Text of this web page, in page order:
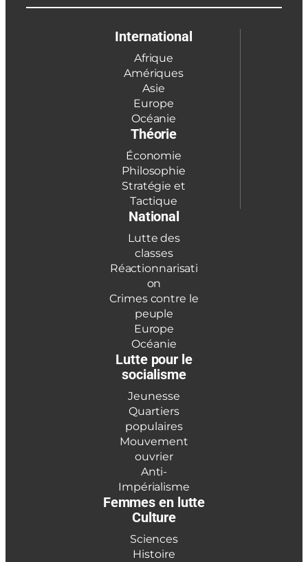
International
Afrique
Amériques
Asie
Europe
Océanie
Théorie
Économie
Philosophie
Stratégie et
Tactique
National
Lutte des
classes
Réactionnarisati
on
Crimes contre le
peuple
Europe
Océanie
Lutte pour le
socialisme
Jeunesse
Quartiers
populaires
Mouvement
ouvrier
Anti-
Impérialisme
Femmes en lutte
Culture
Sciences
Histoire